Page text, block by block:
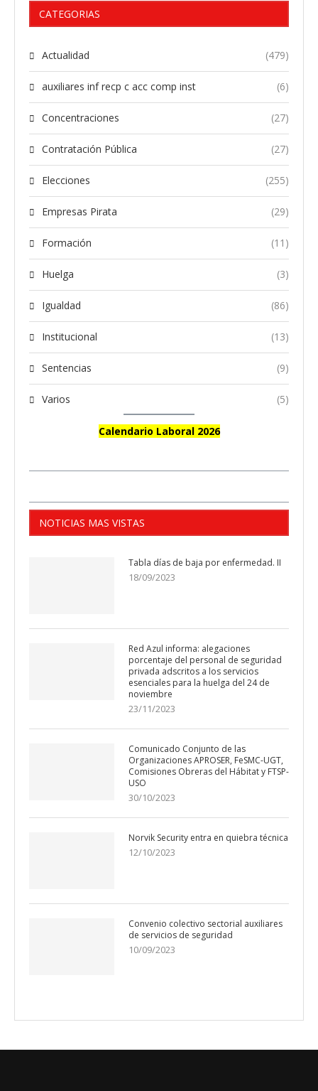
CATEGORIAS
Actualidad (479)
auxiliares inf recp c acc comp inst (6)
Concentraciones (27)
Contratación Pública (27)
Elecciones (255)
Empresas Pirata (29)
Formación (11)
Huelga (3)
Igualdad (86)
Institucional (13)
Sentencias (9)
Varios (5)
Calendario Laboral 2026
NOTICIAS MAS VISTAS
Tabla días de baja por enfermedad. II
18/09/2023
Red Azul informa: alegaciones
porcentaje del personal de seguridad
privada adscritos a los servicios
esenciales para la huelga del 24 de
noviembre
23/11/2023
Comunicado Conjunto de las
Organizaciones APROSER, FeSMC-UGT,
Comisiones Obreras del Hábitat y FTSP-
USO
30/10/2023
Norvik Security entra en quiebra técnica
12/10/2023
Convenio colectivo sectorial auxiliares
de servicios de seguridad
10/09/2023